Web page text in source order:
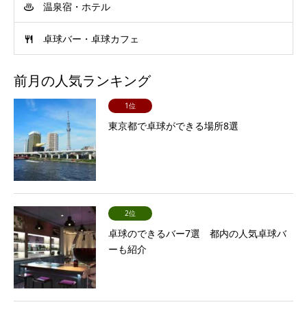
温泉宿・ホテル
卓球バー・卓球カフェ
前月の人気ランキング
1位
東京都で卓球ができる場所8選
2位
卓球のできるバー7選 都内の人気卓球バ
ーも紹介